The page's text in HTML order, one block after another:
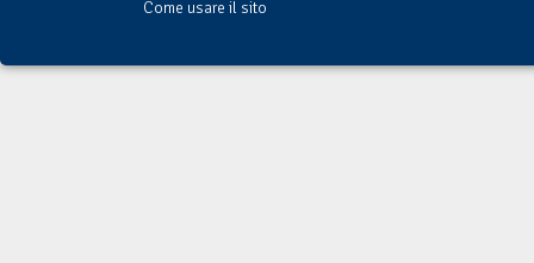
Come usare il sito